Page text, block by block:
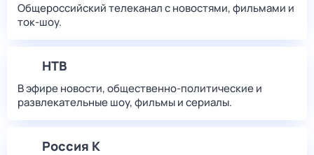
Общероссийский телеканал с новостями, фильмами и
ток-шоу.
НТВ
В эфире новости, общественно-политические и
развлекательные шоу, фильмы и сериалы.
Россия К